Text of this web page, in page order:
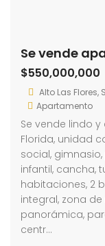
$550,000,000
Alto Las
Apartamento
Se vende lindo
Florida, unidad
social,
infantil, cancha,
habitaciones, 2
integral, zona
panorámica,
centr…